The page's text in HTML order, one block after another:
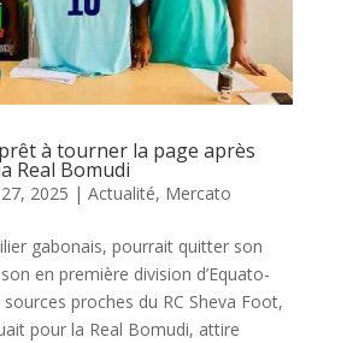
à tourner la page après
Real Bomudi
2025 | Actualité, Mercato
gabonais, pourrait quitter son
en première division d’Equato-
sources proches du RC Sheva Foot,
pour la Real Bomudi, attire